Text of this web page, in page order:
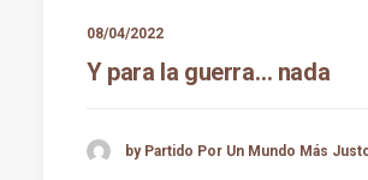
08/04/2022
Y para la guerra… nada
by Partido Por Un Mundo Más